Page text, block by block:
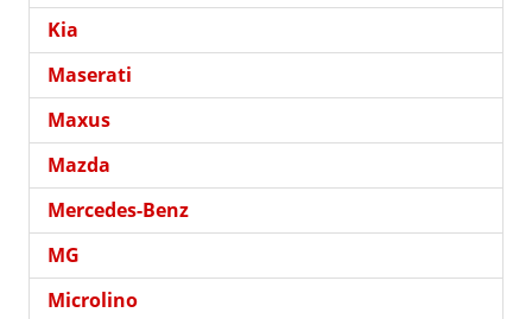
Kia
Maserati
Maxus
Mazda
Mercedes-Benz
MG
Microlino